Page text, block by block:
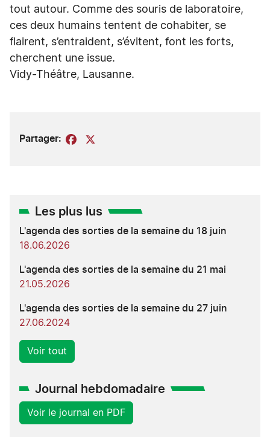
tout autour. Comme des souris de laboratoire,
ces deux humains tentent de cohabiter, se
flairent, s’entraident, s’évitent, font les forts,
cherchent une issue.
Vidy-Théâtre, Lausanne.
Partager: Facebook
Les plus lus
L'agenda des sorties de la semaine du 18 juin
18.06.2026
L'agenda des sorties de la semaine du 21 mai
21.05.2026
L'agenda des sorties de la semaine du 27 juin
27.06.2024
Voir tout
Journal hebdomadaire
Voir le journal en PDF